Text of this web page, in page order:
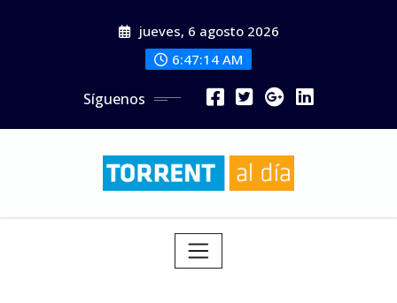
jueves, 6 agosto 2026
6:47:16 AM
Síguenos